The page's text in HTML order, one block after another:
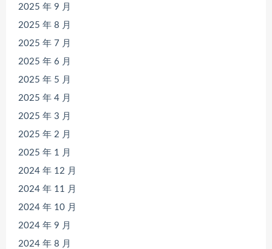
2025 年 9 月
2025 年 8 月
2025 年 7 月
2025 年 6 月
2025 年 5 月
2025 年 4 月
2025 年 3 月
2025 年 2 月
2025 年 1 月
2024 年 12 月
2024 年 11 月
2024 年 10 月
2024 年 9 月
2024 年 8 月